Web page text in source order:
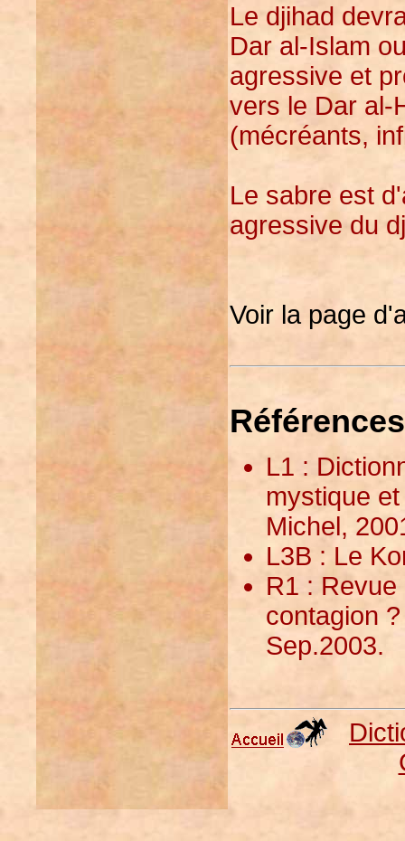
Le djihad
Dar al-Islam
agressive et
vers le Dar al-
(mécréants,
Le sabre est
agressive du
Voir la page
Références
L1 :
mystique
Michel,
L3B : Le
R1 :
contagion
Sep.2003.